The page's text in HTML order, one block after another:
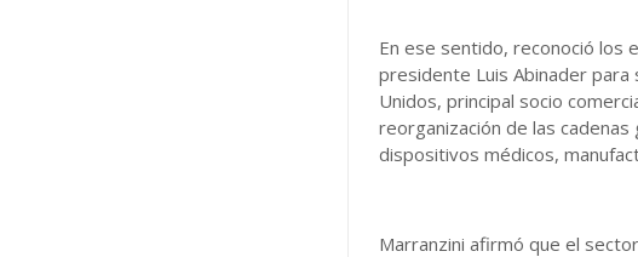
En ese sentido, reconoció los
presidente Luis Abinader
Unidos, principal socio
reorganización de las
dispositivos médicos,
Marranzini afirmó que el